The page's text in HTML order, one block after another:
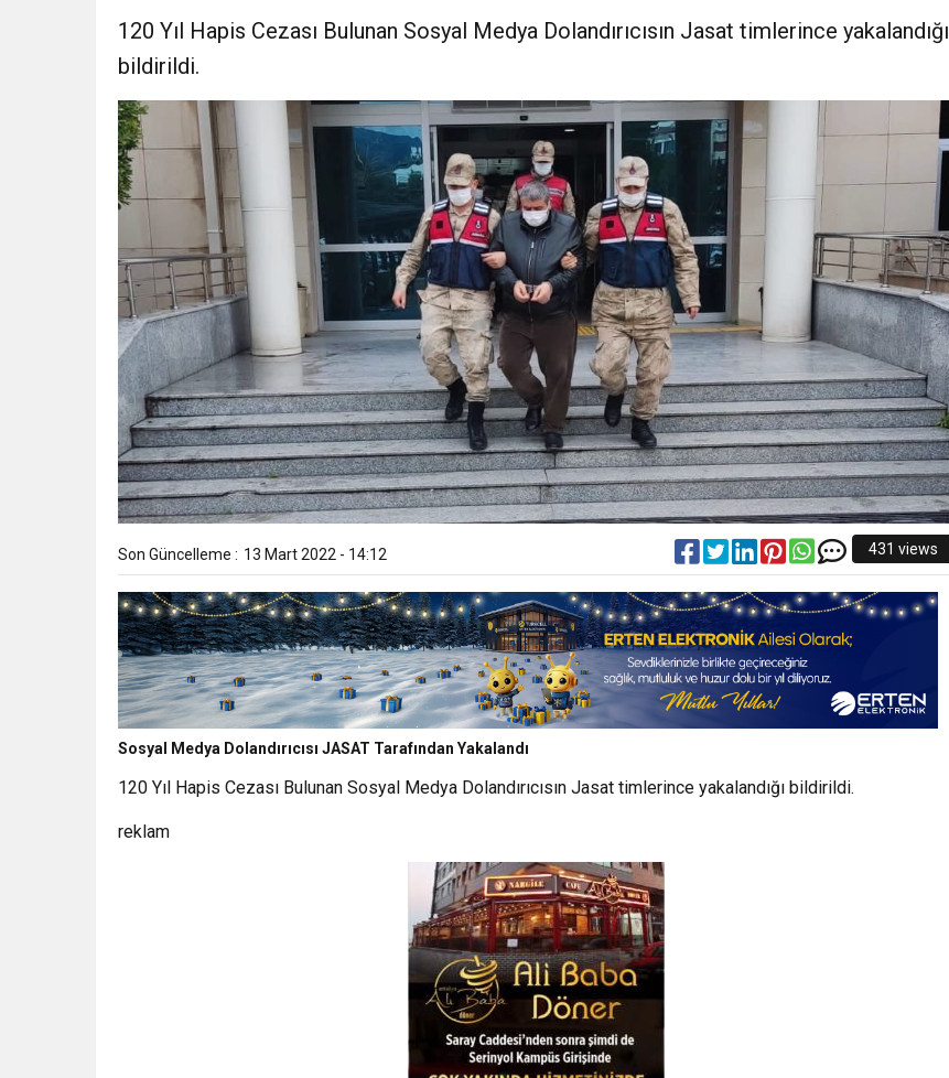
18:22 BAŞKAN SAMİ ÜSTÜN’DEN GÖNÜLLERE DOKUNAN ZİYARET
120 Yıl Hapis Cezası Bulunan Sosyal Medya Dolandırıcısın Jasat timlerince yakalandığı
bildirildi.
Son Güncelleme : 13 Mart 2022 - 14:12 431 views
Sosyal Medya Dolandırıcısı JASAT Tarafından Yakalandı
120 Yıl Hapis Cezası Bulunan Sosyal Medya Dolandırıcısın Jasat timlerince yakalandığı bildirildi.
reklam